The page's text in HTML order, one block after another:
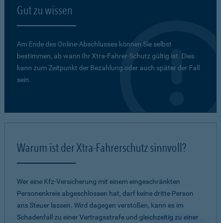
Gut zu wissen
Am Ende des Online-Abschlusses können Sie selbst
bestimmen, ab wann Ihr Xtra-Fahrer-Schutz gültig ist. Dies
kann zum Zeitpunkt der Bezahlung oder auch später der Fall
sein.
Warum ist der Xtra-Fahrerschutz sinnvoll?
Wer eine Kfz-Versicherung mit einem eingeschränkten
Personenkreis abgeschlossen hat, darf keine dritte Person
ans Steuer lassen. Wird dagegen verstoßen, kann es im
Schadenfall zu einer Vertragsstrafe und gleichzeitig zu einer